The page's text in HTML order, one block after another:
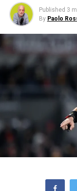
Published 3
By Paolo